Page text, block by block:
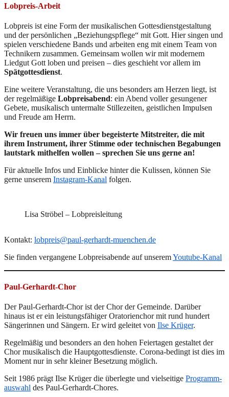
Lobpreis-Arbeit
Lobpreis ist eine Form der musikalischen Gottesdienstgestaltung
und der persönlichen „Beziehungspflege“ mit Gott. Hier singen und
spielen verschiedene Bands und arbeiten eng mit einem Team von
Technikern zusammen. Gemeinsam wollen wir mit modernem
Liedgut Gott loben und preisen – dies geschieht vor allem im
Spätgottesdienst.
Eine weitere Veranstaltung, die uns besonders am Herzen liegt, ist
der regelmäßige Lobpreisabend: ein Abend voller gesungener
Gebete, musikalisch untermalte Stillezeiten, geistlichen Impulsen
und Freude am Herrn.
Wir freuen uns immer über begeisterte Mitstreiter, die mit
ihrem Instrument, ihrer Stimme oder technischen Begabungen
lautstark mithelfen wollen – sprechen Sie uns gerne an!
Für aktuelle Infos und Einblicke hinter die Kulissen, können Sie
gerne unserem Instagram-Kanal folgen.
Lisa Ströbel – Lobpreisleitung
Kontakt: lobpreis@paul-gerhardt-muenchen.de
Sie finden vergangene Lobpreisabende auf unseremYoutube-Kanal
Paul-Gerhardt-Chor
Der Paul-Gerhardt-Chor ist der Chor der Gemeinde. Darüber
hinaus ist er ein leistungsfähiger Oratorienchor mit rund hundert
Sängerinnen und Sängern. Er wird geleitet von Ilse Krüger.
Regelmäßig und besonders an den hohen Feiertagen gestaltet der
Chor musikalisch die Hauptgottesdienste. Corona-bedingt ist dies im
Moment nur in sehr kleiner Besetzung möglich.
Seit 1986 prägt Ilse Krüger die überlegte und vielseitige Programm­
auswahl des Paul-Gerhardt-Chores.